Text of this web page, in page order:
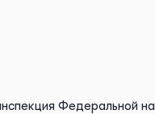
Федеральной